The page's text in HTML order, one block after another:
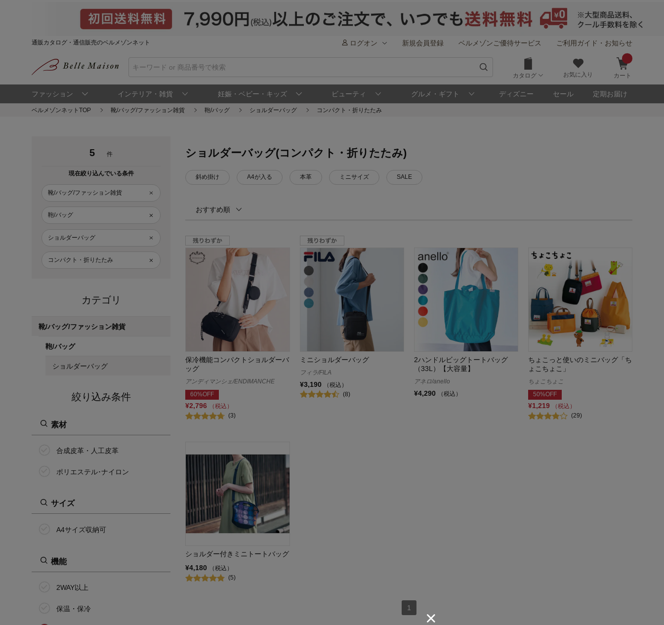
通販カタログ・通信販売のベルメゾンネット ログオン 新規会員登録 ベルメゾンご優待サービス ご利用ガイド・お知らせ
カタログ お気に入り カート
ファッション インテリア・雑貨 妊娠・ベビー・キッズ ビューティ グルメ・ギフト ディズニー セール 定期お届け
ベルメゾンネットTOP 靴/バッグ/ファッション雑貨 鞄/バッグ ショルダーバッグ コンパクト・折りたたみ
5 件
現在絞り込んでいる条件
靴/バッグ/ファッション雑貨
鞄/バッグ
ショルダーバッグ
コンパクト・折りたたみ
カテゴリ
靴/バッグ/ファッション雑貨
鞄/バッグ
ショルダーバッグ
絞り込み条件
素材
合成皮革・人工皮革
ポリエステル･ナイロン
サイズ
A4サイズ収納可
機能
2WAY以上
保温・保冷
ショルダーバッグ(コンパクト・折りたたみ)
斜め掛け A4が入る 本革 ミニサイズ SALE
おすすめ順
保冷機能コンパクトショルダーバ
ッグ
アンディマンシェ/ENDIMANCHE
60%OFF
¥2,796
（税込）
(3)
ミニショルダーバッグ
フィラ/FILA
¥3,190
（税込）
(8)
2ハンドルビッグトートバッグ
（33L）【大容量】
アネロ/anello
¥4,290 （税込）
ちょこっと使いのミニバッグ「ち
ょこちょこ」
ちょこちょこ
50%OFF
¥1,219
（税込）
(29)
ショルダー付きミニトートバッグ
¥4,180
（税込）
(5)
1